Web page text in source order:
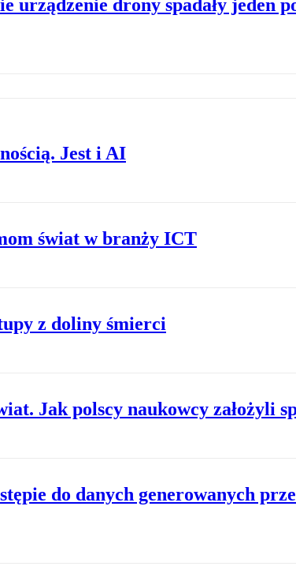
urządzenie drony spadały jeden
Jest i AI
świat w branży ICT
z doliny śmierci
Jak polscy naukowcy założyli
do danych generowanych